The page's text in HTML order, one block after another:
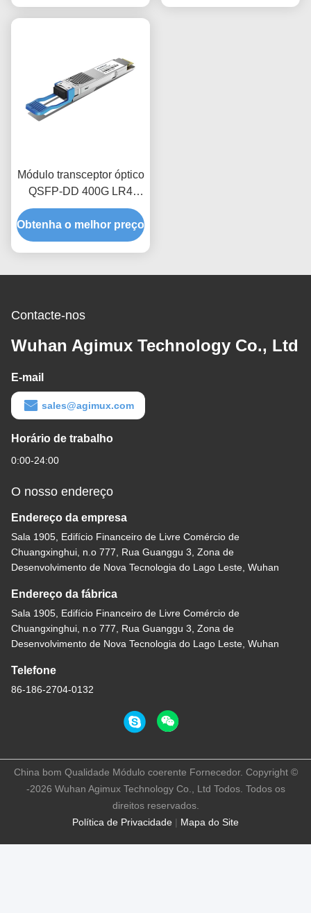
Módulo transceptor óptico
QSFP-DD 400G LR4
1310nm 10Km
Obtenha o melhor preço
Contacte-nos
Wuhan Agimux Technology Co., Ltd
E-mail
sales@agimux.com
Horário de trabalho
0:00-24:00
O nosso endereço
Endereço da empresa
Sala 1905, Edifício Financeiro de Livre Comércio de
Chuangxinghui, n.o 777, Rua Guanggu 3, Zona de
Desenvolvimento de Nova Tecnologia do Lago Leste, Wuhan
Endereço da fábrica
Sala 1905, Edifício Financeiro de Livre Comércio de
Chuangxinghui, n.o 777, Rua Guanggu 3, Zona de
Desenvolvimento de Nova Tecnologia do Lago Leste, Wuhan
Telefone
86-186-2704-0132
Política de Privacidade | Mapa do Site
China bom Qualidade Módulo coerente Fornecedor. Copyright ©
-2026 Wuhan Agimux Technology Co., Ltd Todos. Todos os
direitos reservados.